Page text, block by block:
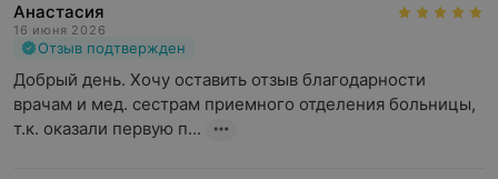
Анастасия
16 июня 2026
Отзыв подтвержден
Добрый день. Хочу оставить отзыв благодарности
врачам и мед. сестрам приемного отделения больницы,
т.к. оказали первую п...